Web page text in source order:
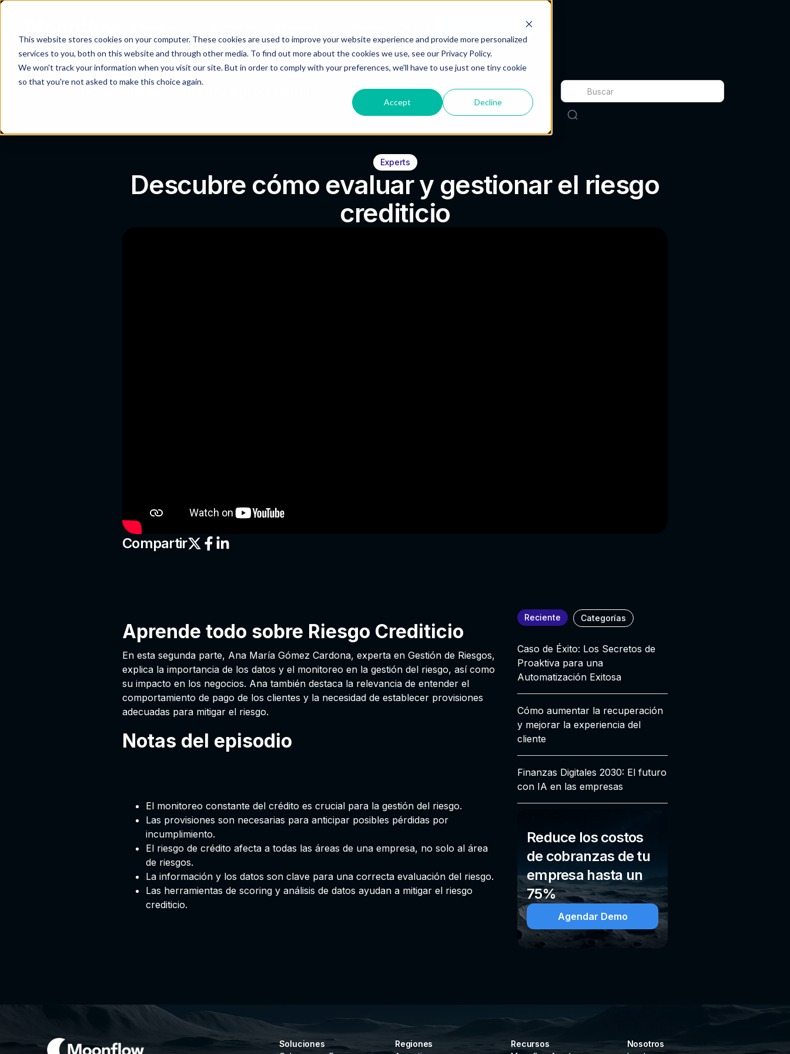
This website stores cookies on your computer. These cookies are used to improve your website experience and provide more personalized
services to you, both on this website and through other media. To find out more about the cookies we use, see our Privacy Policy.
We won't track your information when you visit our site. But in order to comply with your preferences, we'll have to use just one tiny cookie
so that you're not asked to make this choice again.
Accept Decline
Academia de cobranzas profesional
Experts
Descubre cómo evaluar y gestionar el riesgo
crediticio
Compartir
Aprende todo sobre Riesgo Crediticio
En esta segunda parte, Ana María Gómez Cardona, experta en Gestión de Riesgos,
explica la importancia de los datos y el monitoreo en la gestión del riesgo, así como
su impacto en los negocios. Ana también destaca la relevancia de entender el
comportamiento de pago de los clientes y la necesidad de establecer provisiones
adecuadas para mitigar el riesgo.
Notas del episodio
El monitoreo constante del crédito es crucial para la gestión del riesgo.
Las provisiones son necesarias para anticipar posibles pérdidas por
incumplimiento.
El riesgo de crédito afecta a todas las áreas de una empresa, no solo al área
de riesgos.
La información y los datos son clave para una correcta evaluación del riesgo.
Las herramientas de scoring y análisis de datos ayudan a mitigar el riesgo
crediticio.
Reciente Categorías
Caso de Éxito: Los Secretos de
Proaktiva para una
Automatización Exitosa
Cómo aumentar la recuperación
y mejorar la experiencia del
cliente
Finanzas Digitales 2030: El futuro
con IA en las empresas
Reduce los costos
de cobranzas de tu
empresa hasta un
75%
Agendar Demo
Soluciones
Regiones
Recursos
Nosotros